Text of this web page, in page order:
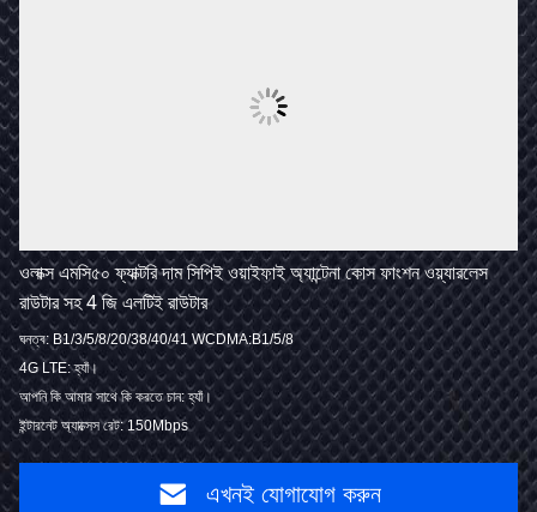
ওলাক্স এমসি৫০ ফ্যাক্টরি দাম সিপিই ওয়াইফাই অ্যান্টেনা কোস ফাংশন ওয়্যারলেস
রাউটার সহ 4 জি এলটিই রাউটার
ঘনত্ব: B1/3/5/8/20/38/40/41 WCDMA:B1/5/8
4G LTE: হ্যাঁ।
আপনি কি আমার সাথে কি করতে চান: হ্যাঁ।
ইন্টারনেট অ্যাক্সেস রেট: 150Mbps
এখনই যোগাযোগ করুন